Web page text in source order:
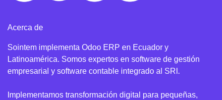
Acerca de
Sointem implementa Odoo ERP en Ecuador y
Latinoamérica. Somos expertos en software de gestión
empresarial y software contable integrado al SRI.
Implementamos transformación digital para pequeñas,